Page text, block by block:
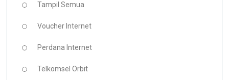
Tampil Semua
Voucher Internet
Perdana Internet
Telkomsel Orbit